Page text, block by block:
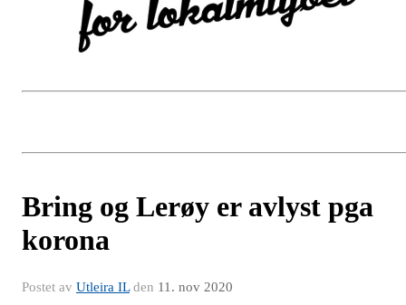
Bring og Lerøy er avlyst pga
korona
Postet av Utleira ILden 11. nov 2020